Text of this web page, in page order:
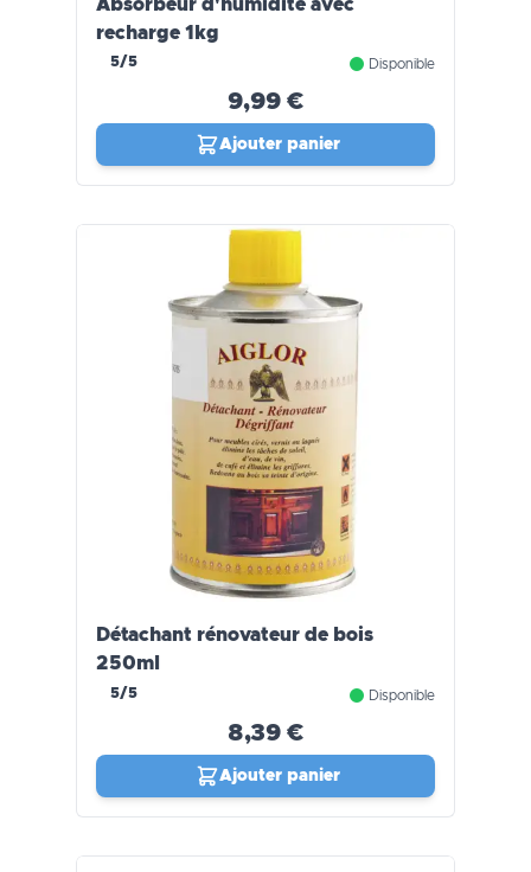
Absorbeur d'humidité avec
recharge 1kg
5/5 Disponible
9,99 €
Ajouter panier
Détachant rénovateur de bois
250ml
5/5 Disponible
8,39 €
Ajouter panier